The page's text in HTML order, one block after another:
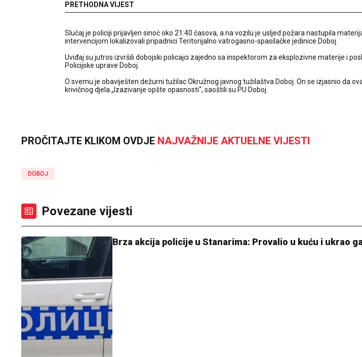
PRETHODNA VIJEST
Slučaj je policiji prijavljen sinoć oko 21:40 časova, a na vozilu je usljed požara nastupila
intervencijom lokalizovali pripadnici Teritorijalno vatrogasno-spasilačke jedinice Doboj.
Uviđaj su jutros izvršili dobojski policajci zajedno sa inspektorom za eksplozivne materije i
Policijske uprave Doboj.
O svemu je obaviješten dežurni tužilac Okružnog javnog tužilaštva Doboj. On se izjasnio da
krivičnog djela „Izazivanje opšte opasnosti“, saoštili su PU Doboj.
PROČITAJTE KLIKOM OVDJE NAJVAŽNIJE AKTUELNE VIJESTI
DOBOJ
Povezane vijesti
Brza akcija policije u Stanarima: Provalio u kuću i ukrao